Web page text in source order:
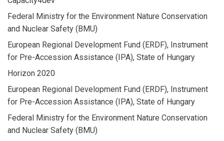
Federal Ministry for the Environment Nature Conservation
and Nuclear Safety (BMU)
European Regional Development Fund (ERDF), Instrument
for Pre-Accession Assistance (IPA), State of Hungary
Horizon 2020
European Regional Development Fund (ERDF), Instrument
for Pre-Accession Assistance (IPA), State of Hungary
Federal Ministry for the Environment Nature Conservation
and Nuclear Safety (BMU)